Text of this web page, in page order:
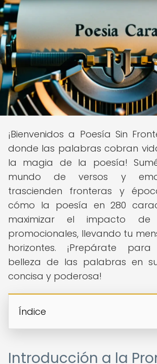
¡Bienvenidos a Poesía Sin
donde las palabras cobran
la magia de la poesía!
mundo de versos y
trascienden fronteras y
cómo la poesía en 280
maximizar el impacto
promocionales, llevando tu
horizontes. ¡Prepárate
belleza de las palabras en
concisa y poderosa!
Índice
Introducción a la